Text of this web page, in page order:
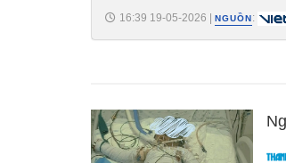
16:39 19-05-2026 NGUỒN: